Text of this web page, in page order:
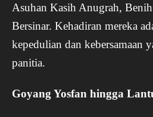
Asuhan Kasih Anugrah,
Bersinar. Kehadiran mereka
kepedulian dan kebersamaan
panitia.
Goyang Yosfan hingga